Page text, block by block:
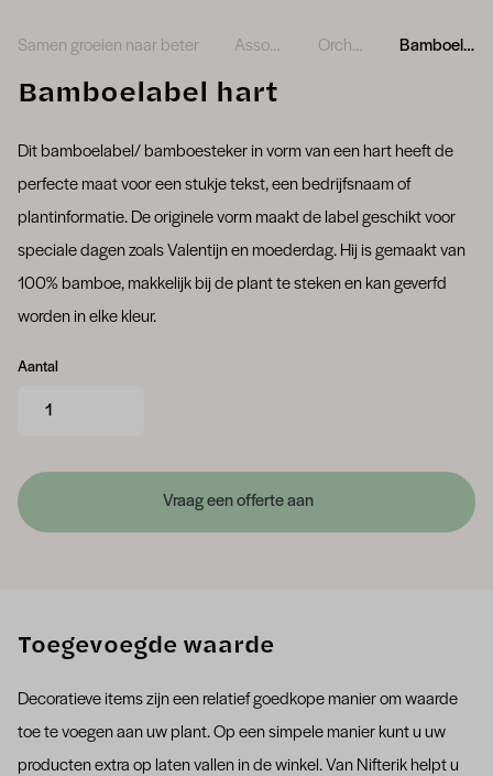
Samen groeien naar beter Assortiment Orchideeën Bamboelabel hart
Bamboelabel hart
Dit bamboelabel/ bamboesteker in vorm van een hart heeft de
perfecte maat voor een stukje tekst, een bedrijfsnaam of
plantinformatie. De originele vorm maakt de label geschikt voor
speciale dagen zoals Valentijn en moederdag. Hij is gemaakt van
100% bamboe, makkelijk bij de plant te steken en kan geverfd
worden in elke kleur.
Aantal
Vraag een offerte aan
Toegevoegde waarde
Decoratieve items zijn een relatief goedkope manier om waarde
toe te voegen aan uw plant. Op een simpele manier kunt u uw
producten extra op laten vallen in de winkel. Van Nifterik helpt u